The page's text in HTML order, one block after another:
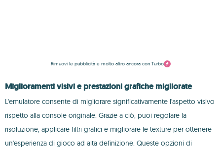
Rimuovi le pubblicità e molto altro ancora con Turbo
Miglioramenti visivi e prestazioni grafiche migliorate
L'emulatore consente di migliorare significativamente l'aspetto visivo
rispetto alla console originale. Grazie a ciò, puoi regolare la
risoluzione, applicare filtri grafici e migliorare le texture per ottenere
un'esperienza di gioco ad alta definizione. Queste opzioni di